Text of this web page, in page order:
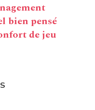
bien pensé
de jeu